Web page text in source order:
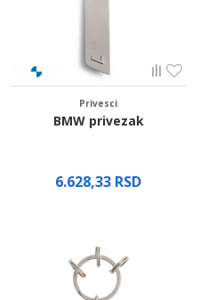
Privesci
BMW privezak
6.628,33 RSD